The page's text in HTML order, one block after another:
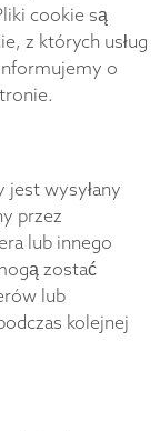
cookie są
z których usług
o
wysyłany
przez
lub innego
zostać
lub
kolejnej